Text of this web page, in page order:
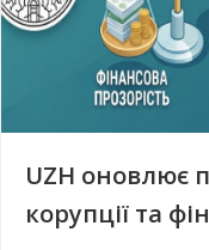
UZH оновлює
корупції та